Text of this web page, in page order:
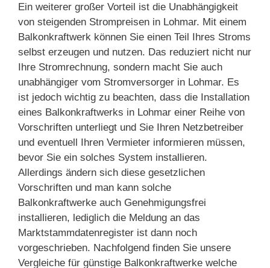
Ein weiterer großer Vorteil ist die Unabhängigkeit
von steigenden Strompreisen in Lohmar. Mit einem
Balkonkraftwerk können Sie einen Teil Ihres Stroms
selbst erzeugen und nutzen. Das reduziert nicht nur
Ihre Stromrechnung, sondern macht Sie auch
unabhängiger vom Stromversorger in Lohmar. Es
ist jedoch wichtig zu beachten, dass die Installation
eines Balkonkraftwerks in Lohmar einer Reihe von
Vorschriften unterliegt und Sie Ihren Netzbetreiber
und eventuell Ihren Vermieter informieren müssen,
bevor Sie ein solches System installieren.
Allerdings ändern sich diese gesetzlichen
Vorschriften und man kann solche
Balkonkraftwerke auch Genehmigungsfrei
installieren, lediglich die Meldung an das
Marktstammdatenregister ist dann noch
vorgeschrieben. Nachfolgend finden Sie unsere
Vergleiche für günstige Balkonkraftwerke welche